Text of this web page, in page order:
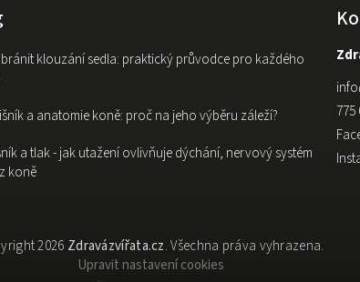
klouzání sedla: praktický průvodce pro každého
a anatomie koně: proč na jeho výběru záleží?
a tlak - jak utažení ovlivňuje dýchání, nervový systém
koně
info
775
2026 Zdravázvířata.cz. Všechna práva vyhrazena.
Upravit nastavení cookies